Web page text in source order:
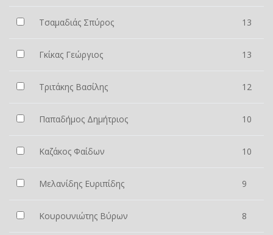
Τσαμαδιάς Σπύρος 13
Γκίκας Γεώργιος 13
Τριτάκης Βασίλης 12
Παπαδήμος Δημήτριος 10
Καζάκος Φαίδων 10
Μελανίδης Ευριπίδης 9
Κουρουνιώτης Βύρων 8